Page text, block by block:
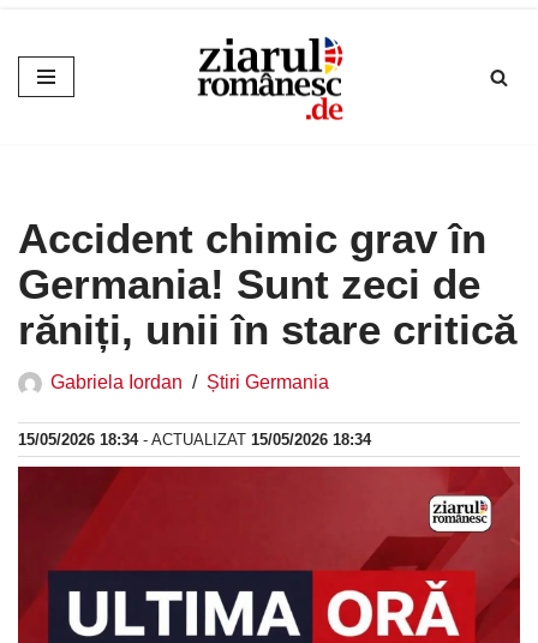
Sari
la
Accident chimic grav în
Germania! Sunt zeci de
răniți, unii în stare critică
Gabriela Iordan Știri Germania
15/05/2026 18:34- ACTUALIZAT 15/05/2026 18:34